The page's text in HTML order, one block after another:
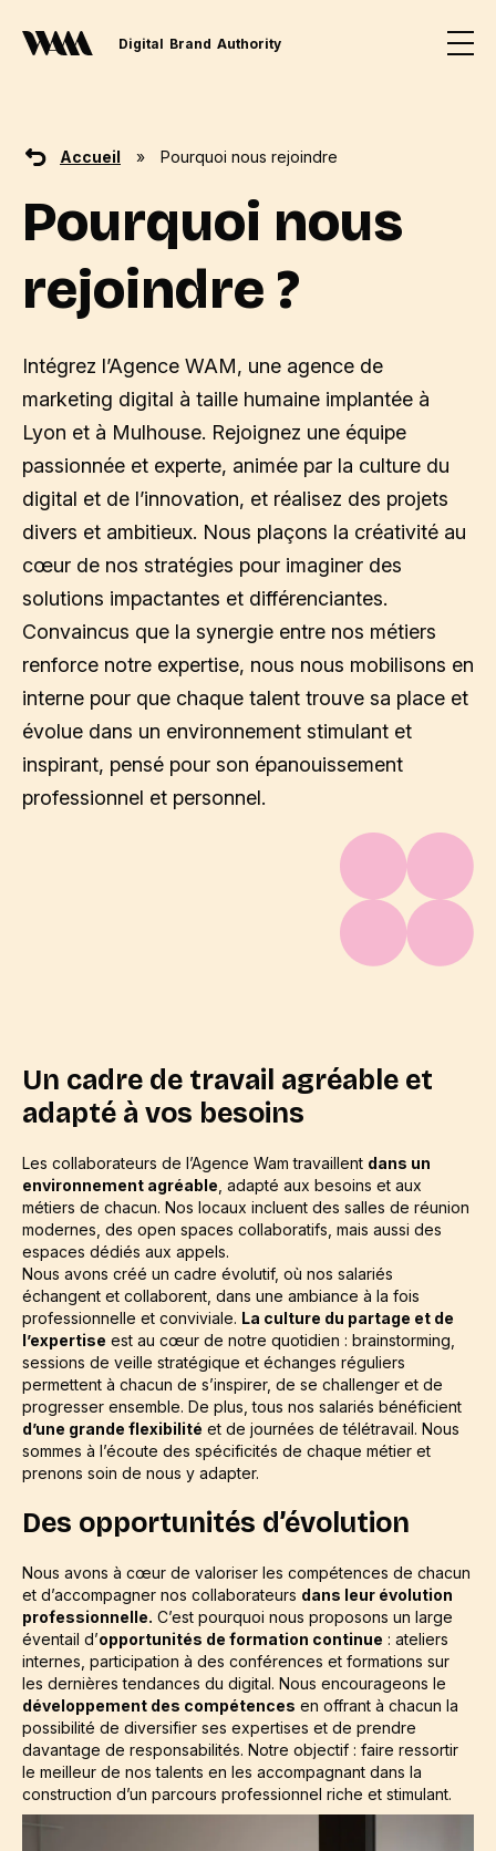
Digital Brand Authority
Accueil » Pourquoi nous rejoindre
Pourquoi nous
rejoindre ?
Intégrez l’Agence WAM, une agence de
marketing digital à taille humaine implantée à
Lyon et à Mulhouse. Rejoignez une équipe
passionnée et experte, animée par la culture du
digital et de l’innovation, et réalisez des projets
divers et ambitieux. Nous plaçons la créativité au
cœur de nos stratégies pour imaginer des
solutions impactantes et différenciantes.
Convaincus que la synergie entre nos métiers
renforce notre expertise, nous nous mobilisons en
interne pour que chaque talent trouve sa place et
évolue dans un environnement stimulant et
inspirant, pensé pour son épanouissement
professionnel et personnel.
Un cadre de travail agréable et
adapté à vos besoins
Les collaborateurs de l’Agence Wam travaillent dans un
environnement agréable , adapté aux besoins et aux
métiers de chacun. Nos locaux incluent des salles de réunion
modernes, des open spaces collaboratifs, mais aussi des
espaces dédiés aux appels.
Nous avons créé un cadre évolutif, où nos salariés
échangent et collaborent, dans une ambiance à la fois
professionnelle et conviviale. La culture du partage et de
l’expertise est au cœur de notre quotidien : brainstorming,
sessions de veille stratégique et échanges réguliers
permettent à chacun de s’inspirer, de se challenger et de
progresser ensemble. De plus, tous nos salariés bénéficient
d’une grande flexibilité et de journées de télétravail. Nous
sommes à l’écoute des spécificités de chaque métier et
prenons soin de nous y adapter.
Des opportunités d’évolution
Nous avons à cœur de valoriser les compétences de chacun
et d’accompagner nos collaborateurs dans leur évolution
professionnelle. C’est pourquoi nous proposons un large
éventail d’opportunités de formation continue : ateliers
internes, participation à des conférences et formations sur
les dernières tendances du digital. Nous encourageons le
développement des compétences en offrant à chacun la
possibilité de diversifier ses expertises et de prendre
davantage de responsabilités. Notre objectif : faire ressortir
le meilleur de nos talents en les accompagnant dans la
construction d’un parcours professionnel riche et stimulant.